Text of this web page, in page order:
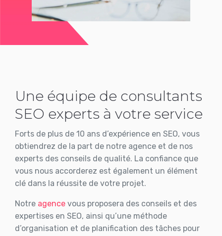
Une équipe de consultants
SEO experts à votre service
Forts de plus de 10 ans d’expérience en SEO, vous
obtiendrez de la part de notre agence et de nos
experts des conseils de qualité. La confiance que
vous nous accorderez est également un élément
clé dans la réussite de votre projet.
Notre agence vous proposera des conseils et des
expertises en SEO, ainsi qu’une méthode
d’organisation et de planification des tâches pour